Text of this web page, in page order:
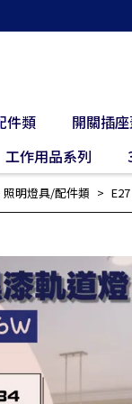
件類
開關插
工作用品系列
照明燈具/配件類